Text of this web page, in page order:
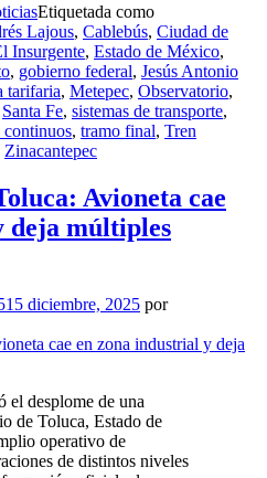
Etiquetada como
Lajous, Cablebús, Ciudad de
Insurgente, Estado de México,
, gobierno federal, Jesús Antonio
tarifaria, Metepec, Observatorio,
Santa Fe, sistemas de transporte,
continuos, tramo final, Tren
Zinacantepec
Avioneta cae
deja múltiples
15 diciembre, 2025 por
el desplome de una
de Toluca, Estado de
operativo de
de distintos niveles